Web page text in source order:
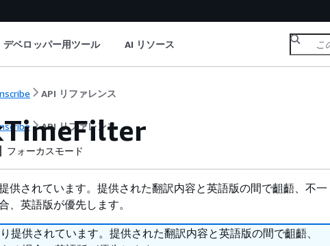
デベロッパー用ツール AI リソース
API リファレンス
API リファレンス
フォーカスモード
供されています。提供された翻訳内容と英語版の間で齟齬、不一
、英語版が優先します。
提供されています。提供された翻訳内容と英語版の間で齟齬、